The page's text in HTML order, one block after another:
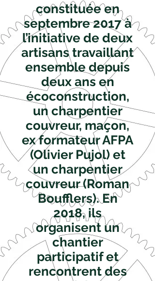
constituée en
septembre 2017 à
l’initiative de deux
artisans travaillant
ensemble depuis
deux ans en
écoconstruction,
un charpentier
couvreur, maçon,
ex formateur AFPA
(Olivier Pujol) et
un charpentier
couvreur (Roman
Boufflers). En
2018, ils
organisent un
chantier
participatif et
rencontrent des